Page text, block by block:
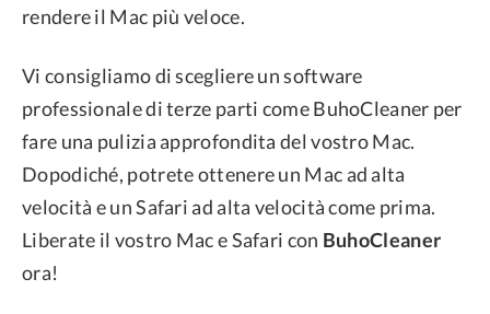
rendere il Mac più veloce.
Vi consigliamo di scegliere un software
professionale di terze parti come BuhoCleaner per
fare una pulizia approfondita del vostro Mac.
Dopodiché, potrete ottenere un Mac ad alta
velocità e un Safari ad alta velocità come prima.
Liberate il vostro Mac e Safari con BuhoCleaner
ora!